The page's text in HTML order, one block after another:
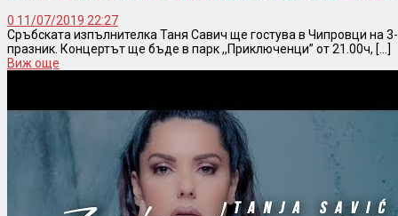
0 11/07/2019 22:27
Сръбската изпълнителка Таня Савич ще гостува в Чипровци на
празник. Концертът ще бъде в парк ,,Приключенци” от 21.00ч, [...]
Виж още